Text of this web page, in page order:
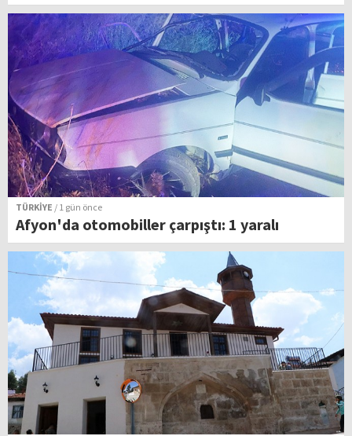
TÜRKİYE / 1 gün önce
Afyon'da otomobiller çarpıştı: 1 yaralı